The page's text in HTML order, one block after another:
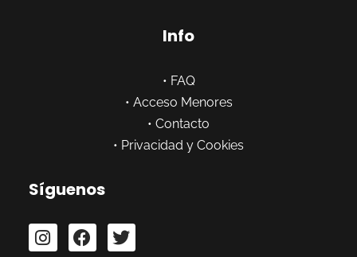
Info
• FAQ
• Acceso Menores
• Contacto
• Privacidad y Cookies
Síguenos